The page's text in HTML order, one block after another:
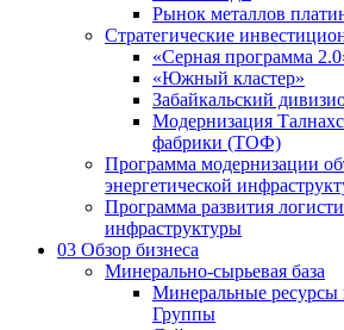
Рынок металлов
Стратегические
«Серная программа
«Южный кластер»
Забайкальский
Модернизация
фабрики (ТОФ)
Программа модернизации
энергетической
Программа развития
инфраструктуры
03 Обзор бизнеса
Минерально-сырьевая база
Минеральные ресурсы
Группы